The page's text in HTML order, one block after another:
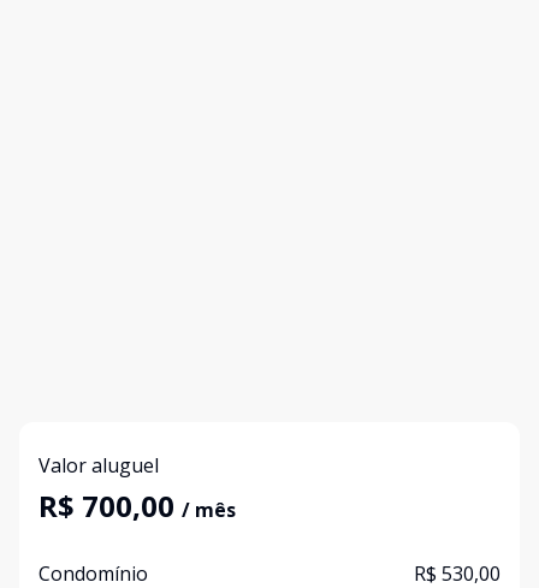
Valor aluguel
R$ 700,00 / mês
Condomínio R$ 530,00